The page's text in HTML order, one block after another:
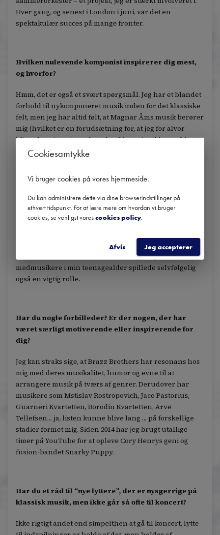
Hver gang, og senest i London i juni, var det en
spektakulær succes på mange fronter.
Hvilken nulevende komponist inspirerer dig mest,
og hvorfor?
Hmm, det er også et svært spørgsmål. Jeg har et blandet
forhold til nykomponeret musik inden for det klassiske
felt, men jeg har altid følt, at Magnar Åms musik berører
mig (hvilket er en forudsætning for, at jeg for alvor
bliver begejstret). Det betyder ikke, at jeg ikke også har
haft gode oplevelser med andre komponister – langt fra.
ville satse på en karriere som musiker?
Jeg tror egentlig, det hele tiden har ligget i kortene, for
arrangørs ører. Det er først gået op for mig for nylig.
Men de store musikalske åbenbaringer og mødet med
medmusikere i min teenagealder spillede selvfølgelig
også en vigtig rolle.
Har du nogle forbilleder? Er der nogen, der har
været særligt motiverende eller inspirerende for
dig?
Jeg kan straks sige, at Brazz Brothers har resonans hos
mig med deres musikalitet, humor og evne til at
arrangere musik på tværs af genrer. Derudover har
musikere som Mstislav Rostropovich, Jaco Pastorius,
Guarneri Kvartetten, Borodin Kvartetten, Arve
Tellefsen… ja, listen kunne blive lang … på forskellige
stadier formet mig. Siden 2014 har jeg brugt utallige
timer på YouTube for at opleve Cory Henrys geni og
fusion-bandet Snarky Puppy.
Har du et råd til “nye lyttere”, der er nysgerrige på
klassisk musik, men ikke går så ofte til koncert?
Ikke rigtigt andet end simpelthen at gå til koncert, lytte
Cookiesamtykke
Vi bruger cookies på vores hjemmeside.
Du kan administrere dette via dine browserindstillinger på
ethvert tidspunkt. For at lære mere om hvordan vi bruger
cookies, se venligst vorescookies policy.
Afvis Jeg accepterer